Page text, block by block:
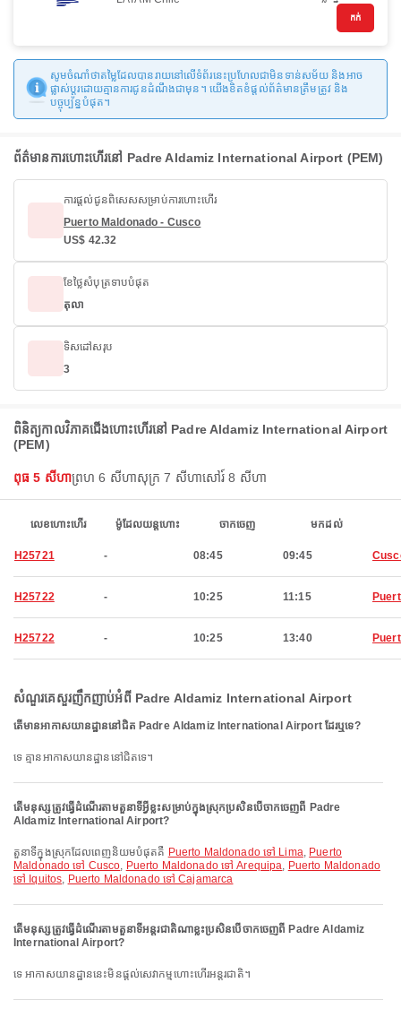
កក់
សូមចំណាំថាតម្លៃដែលបានរាយនៅលើទំព័រនេះប្រហែលជាមិនទាន់សម័យ និងអាច
ផ្លាស់ប្តូរដោយគ្មានការជូនដំណឹងជាមុន។ យើងខិតខំផ្តល់ព័ត៌មានត្រឹមត្រូវ និង
បច្ចុប្បន្នបំផុត។
ព័ត៌មានការហោះហើរ​នៅ Padre Aldamiz International Airport (PEM)
ការផ្តល់ជូនពិសេសសម្រាប់ការហោះហើរ
Puerto Maldonado - Cusco
US$ 42.32
ខែថ្លៃសំបុត្រទាបបំផុត
តុលា
ទិសដៅសរុប
3
ពិនិត្យកាលវិភាគជើងហោះហើរ​នៅ Padre Aldamiz International Airport
(PEM)
ពុធ 5 សីហាព្រហ 6 សីហាសុក្រ 7 សីហាសៅរ៍ 8 សីហា
លេខហោះហើរ ម៉ូដែលយន្តហោះ ចាកចេញ មកដល់
H25721 - 08:45 09:45
H25722 - 10:25 11:15
H25722 - 10:25 13:40
សំណួរគេសួរញឹកញាប់អំពី Padre Aldamiz International Airport
តើមានអាកាសយានដ្ឋាននៅជិត Padre Aldamiz International Airport ដែរឬទេ?
ទេ គ្មានអាកាសយានដ្ឋាននៅជិតទេ។
តើមនុស្សត្រូវធ្វើដំណើរតាមតួនាទីអ្វីខ្លះសម្រាប់ក្នុងស្រុកប្រសិនបើចាកចេញពី Padre
Aldamiz International Airport?
តួនាទីក្នុងស្រុកដែលពេញនិយមបំផុតគឺ Puerto Maldonado ទៅ Lima, Puerto
Maldonado ទៅ Cusco, Puerto Maldonado ទៅ Arequipa, Puerto Maldonado
ទៅ Iquitos, Puerto Maldonado ទៅ Cajamarca
តើមនុស្សត្រូវធ្វើដំណើរតាមតួនាទីអន្តរជាតិណាខ្លះប្រសិនបើចាកចេញពី Padre Aldamiz
International Airport?
ទេ អាកាសយានដ្ឋាននេះមិនផ្តល់សេវាកម្មហោះហើរអន្តរជាតិ។